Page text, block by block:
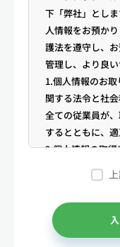
下「弊社」とし
人情報をお預か
護法を遵守し、
管理し、より良
1.個人情報のお
関する法令と社
全ての従業員が
するとともに、
2.個人情報の取
業からの電話・
記簿謄本、電話
どから適法かつ
たします。
3.弊社が保有す